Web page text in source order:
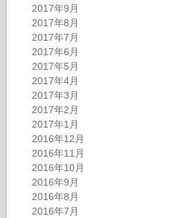
2017年9月
2017年8月
2017年7月
2017年6月
2017年5月
2017年4月
2017年3月
2017年2月
2017年1月
2016年12月
2016年11月
2016年10月
2016年9月
2016年8月
2016年7月